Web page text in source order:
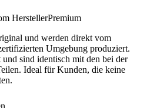
HerstellerPremium
und werden direkt vom
Umgebung produziert.
sind identisch mit den bei der
Ideal für Kunden, die keine